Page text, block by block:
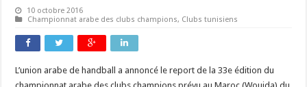
10 octobre 2016
Championnat arabe des clubs champions, Clubs tunisiens
L’union arabe de handball a annoncé le report de la 33e édition du